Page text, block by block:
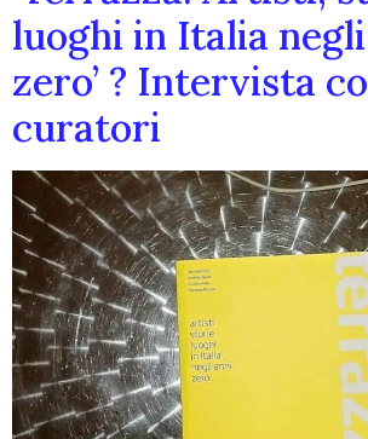
luoghi in Italia
zero’ ? Intervista
curatori